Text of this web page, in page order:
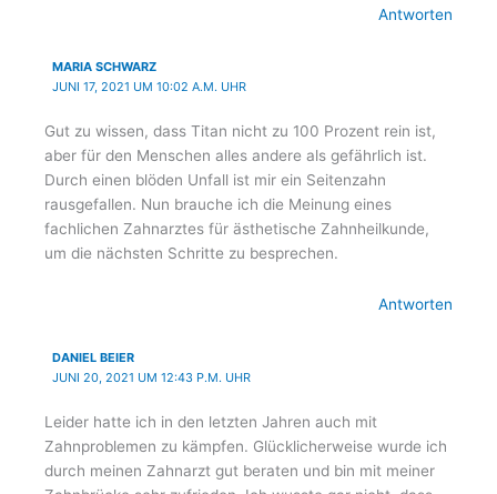
Antworten
MARIA SCHWARZ
JUNI 17, 2021 UM 10:02 A.M. UHR
Gut zu wissen, dass Titan nicht zu 100 Prozent rein ist,
aber für den Menschen alles andere als gefährlich ist.
Durch einen blöden Unfall ist mir ein Seitenzahn
rausgefallen. Nun brauche ich die Meinung eines
fachlichen Zahnarztes für ästhetische Zahnheilkunde,
um die nächsten Schritte zu besprechen.
Antworten
DANIEL BEIER
JUNI 20, 2021 UM 12:43 P.M. UHR
Leider hatte ich in den letzten Jahren auch mit
Zahnproblemen zu kämpfen. Glücklicherweise wurde ich
durch meinen Zahnarzt gut beraten und bin mit meiner